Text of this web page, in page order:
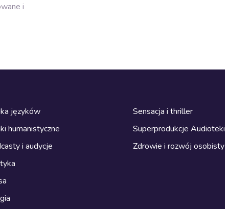
i
języków
humanistyczne
i audycje
Sensacja i thriller
Superprodukcje Audioteki
Zdrowie i rozwój osobisty